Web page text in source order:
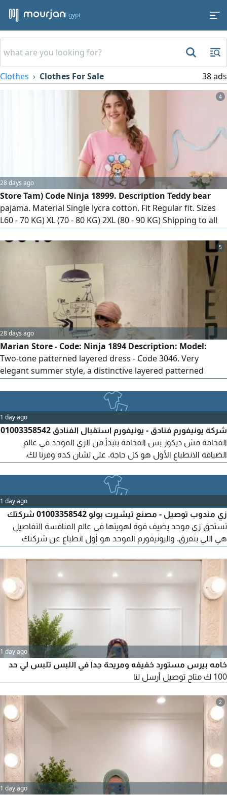
Egypt
Clothes Clothes For Sale 38 ads
4
28 days ago
Store Tam) Code Ninja 18999. Description Teddy bear
pajama. Material Single lycra cotton. Fit Regular fit. Sizes
L60 - 70 KG) XL (70 - 80 KG) 2XL (80 - 90 KG) Shipping to all
swimsuits
5
28 days ago
Marian Store - Code: Ninja 1894 Description: Model:
Two-tone patterned layered dress - Code 3046. Very
elegant summer style, a distinctive layered patterned
occasions. High-quality imported Fresca material. Details:
Two-tone patterned layered dress - Very practical and chic
design - Luxurious and very comfortable fabric. Sizes: One
size fits up to 75 kg comfortably. Shipping to all
governorates. New casual dresses, pajamas, suits, and
swimsuits.
1 day ago
شركة يونيفورم فنادق - يونيفورم استقبال الفنادق 01003358542
الفخامة مش ديكور بس الفخامة بتبدأ من الزي الموحد في عالم
الضيافة الانطباع الأول هو كل حاجة. على لشان كده وفرنا لك،
البراند بصمت. نقدم يونيفورم كامل لكل قسم استقبال خدمة الغرف
مطاعم وكافية الفندق الأمن والحراسات المشرفين والإدارة تصميم
1 day ago
زي مندوب توصيل - مصنع تيشيرت بولو 01003358542 شركتك
تستحق زي موحد يضيف قوة لهويتها في عالم المنافسة التفاصيل
هي اللي بتفرق. واليونيفورم الموحد هو أول انطباع عن شركتك
المجالات مصانع وشركات مطاعم وكافيهات مدارس وحضانات
مستشفيات ومعامل فنادق وهاوسكيبنج تنفيذ حسب المقاسات
تطريز أو طباعة اللوجو خامات عالية الجودة تسليم سريع - شغل
مصانع معتمد لو بتجهز
1 day ago
خامه بيرس مستورد خفيفه ومريحة جدا في اللبس تلبس لي حد
100 ك متاح توصيل أرسل لنا
2
1 day ago